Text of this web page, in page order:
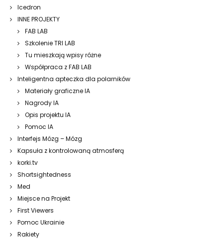
Icedron
INNE PROJEKTY
FAB LAB
Szkolenie TRI LAB
Tu mieszkają wpisy różne
Współpraca z FAB LAB
Inteligentna apteczka dla polarników
Materiały graficzne IA
Nagrody IA
Opis projektu IA
Pomoc IA
Interfejs Mózg – Mózg
Kapsuła z kontrolowaną atmosferą
korki.tv
Shortsightedness
Med
Miejsce na Projekt
First Viewers
Pomoc Ukrainie
Rakiety